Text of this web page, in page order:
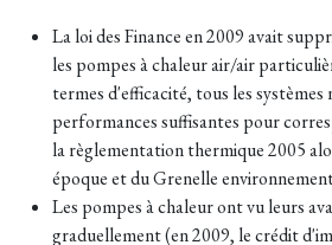
La loi des Finance en 2009 avait
les pompes à chaleur air/air
termes d'efficacité, tous les systèmes
performances suffisantes pour
la règlementation thermique 2005
époque et du Grenelle
Les pompes à chaleur ont vu leurs
graduellement (en 2009, le crédit